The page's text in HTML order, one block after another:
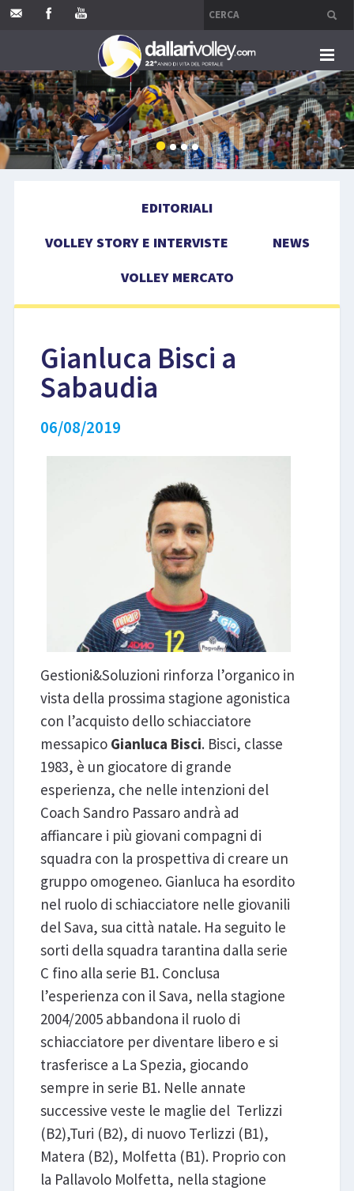
HOME
EDITORIALI
VOLLEY MERCATO
COMPETIZIONI
EVENTI
EDITORIALI
VOLLEY STORY E INTERVISTE
NEWS
VOLLEY MERCATO
Gianluca Bisci a
Sabaudia
06/08/2019
Gestioni&Soluzioni rinforza l’organico in
vista della prossima stagione agonistica
con l’acquisto dello schiacciatore
messapico Gianluca Bisci. Bisci, classe
1983, è un giocatore di grande
esperienza, che nelle intenzioni del
Coach Sandro Passaro andrà ad
affiancare i più giovani compagni di
squadra con la prospettiva di creare un
gruppo omogeneo. Gianluca ha esordito
nel ruolo di schiacciatore nelle giovanili
del Sava, sua città natale. Ha seguito le
sorti della squadra tarantina dalla serie
C fino alla serie B1. Conclusa
l’esperienza con il Sava, nella stagione
2004/2005 abbandona il ruolo di
schiacciatore per diventare libero e si
trasferisce a La Spezia, giocando
sempre in serie B1. Nelle annate
successive veste le maglie del Terlizzi
(B2),Turi (B2), di nuovo Terlizzi (B1),
Matera (B2), Molfetta (B1). Proprio con
la Pallavolo Molfetta, nella stagione